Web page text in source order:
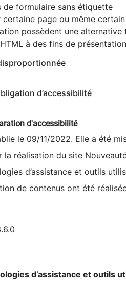
de formulaire sans étiquette
page ou même
possèdent une alternative
à des fins de
d’accessibilité
d'accessibilité
le 09/11/2022. Elle a été
la réalisation du site
d’assistance et outils
de contenus ont été
d’assistance et outils